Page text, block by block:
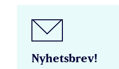
Nyhetsbrev!